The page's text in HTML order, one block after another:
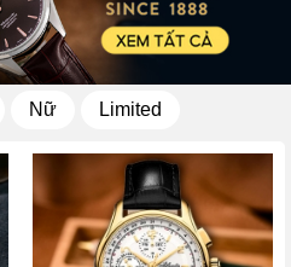
Nữ Limited